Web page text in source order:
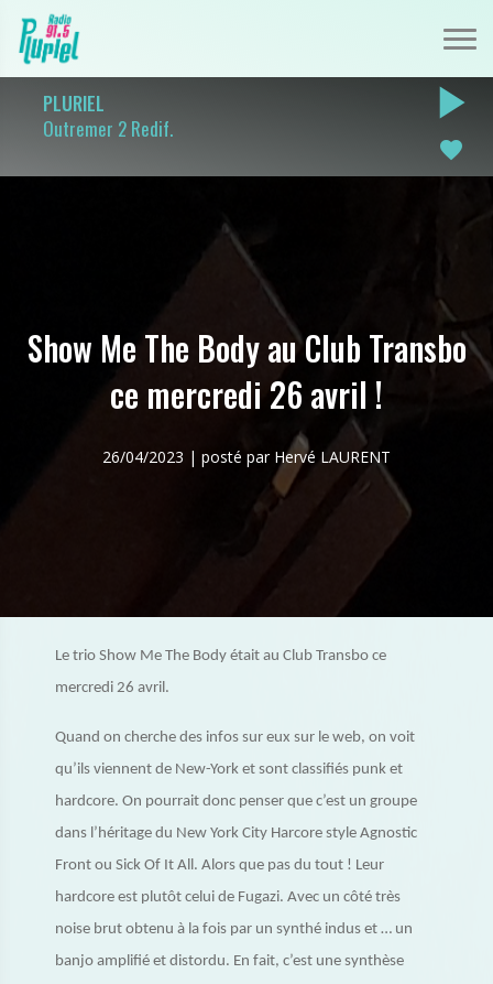
PLURIEL
Outremer 2 Redif.
play_arrow
favorite
Show Me The Body au Club Transbo
ce mercredi 26 avril !
26/04/2023 | posté par Hervé LAURENT
Le trio Show Me The Body était au Club Transbo ce
mercredi 26 avril.
Quand on cherche des infos sur eux sur le web, on voit
qu’ils viennent de New-York et sont classifiés punk et
hardcore. On pourrait donc penser que c’est un groupe
dans l’héritage du New York City Harcore style Agnostic
Front ou Sick Of It All. Alors que pas du tout ! Leur
hardcore est plutôt celui de Fugazi. Avec un côté très
noise brut obtenu à la fois par un synthé indus et … un
banjo amplifié et distordu. En fait, c’est une synthèse